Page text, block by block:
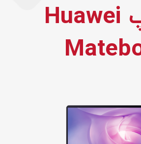
لپ تاپ Huawei